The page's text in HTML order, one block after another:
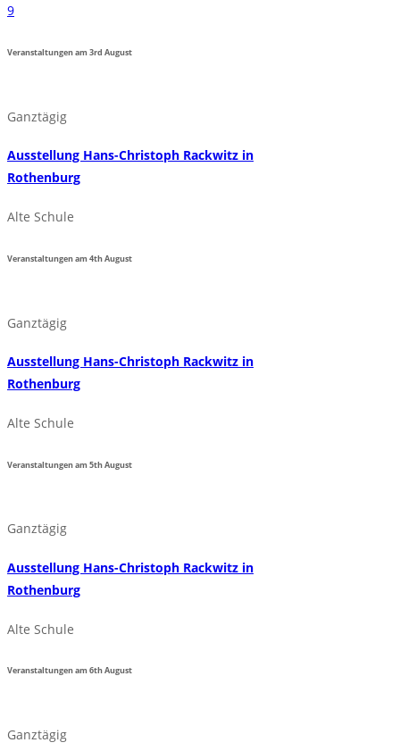
9
Veranstaltungen am3rd August
Ganztägig
Ausstellung Hans-Christoph Rackwitz in
Rothenburg
Alte Schule
Veranstaltungen am4thAugust
Ganztägig
Ausstellung Hans-Christoph Rackwitz in
Rothenburg
Alte Schule
Veranstaltungen am5thAugust
Ganztägig
Ausstellung Hans-Christoph Rackwitz in
Rothenburg
Alte Schule
Veranstaltungen am6thAugust
Ganztägig